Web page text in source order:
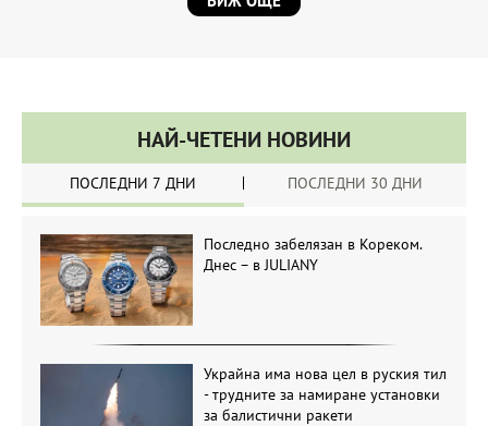
НАЙ-ЧЕТЕНИ НОВИНИ
ПОСЛЕДНИ 7 ДНИ ПОСЛЕДНИ 30 ДНИ
Последно забелязан в Кореком.
Днес – в JULIANY
Украйна има нова цел в руския тил
- трудните за намиране установки
за балистични ракети